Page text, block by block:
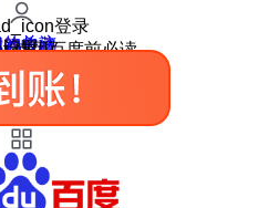
登录
的关注
的收藏
肤中心
户反馈
设置
使用百度前必读